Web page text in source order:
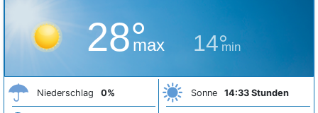
28°
max 14°
min
Niederschlag 0% Sonne 14:33 Stunden